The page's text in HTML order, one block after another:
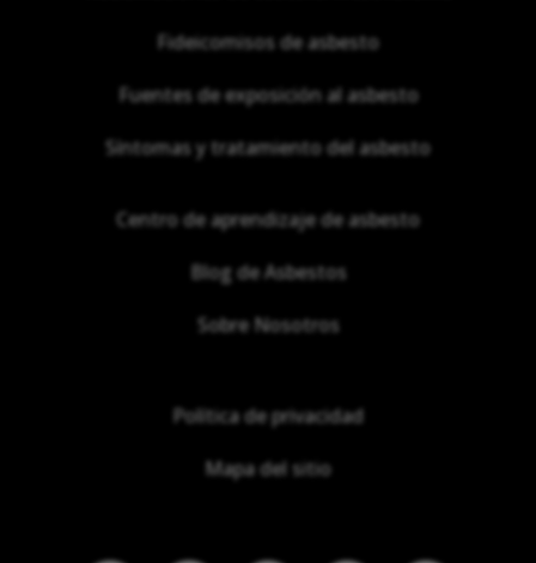
Fideicomisos de asbesto
Fuentes de exposición al asbesto
Síntomas y tratamiento del asbesto
Centro de aprendizaje de asbesto
Blog de Asbestos
Sobre Nosotros
Política de privacidad
Mapa del sitio